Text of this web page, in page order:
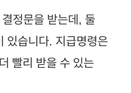
정문을 받는데, 둘
있습니다. 지급명령은
빨리 받을 수 있는